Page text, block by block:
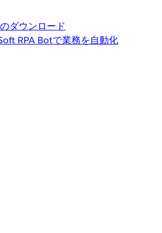
ダウンロード
RPA Botで業務を自動化